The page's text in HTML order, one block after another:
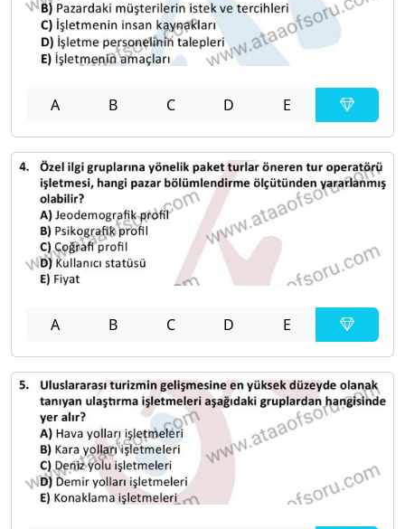
A B C D E
A B C D E